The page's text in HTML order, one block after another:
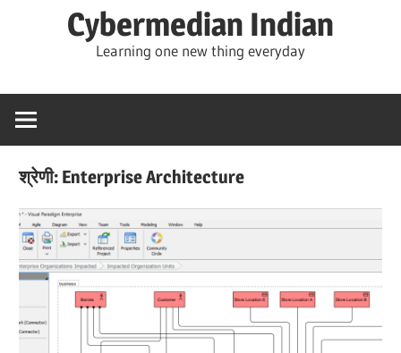
Cybermedian Indian
Learning one new thing everyday
श्रेणी: Enterprise Architecture